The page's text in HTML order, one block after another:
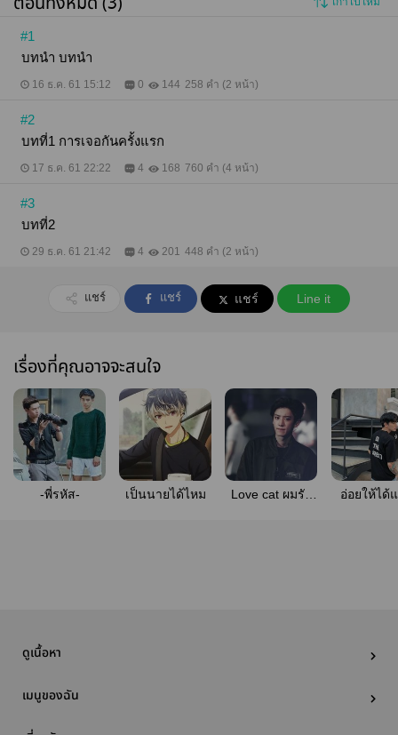
#1
บทนำ บทนำ
16 ธ.ค. 61 15:12 0 144 258 คำ (2 หน้า)
#2
บทที่1 การเจอกันครั้งแรก
17 ธ.ค. 61 22:22 4 168 760 คำ (4 หน้า)
#3
บทที่2
29 ธ.ค. 61 21:42 4 201 448 คำ (2 หน้า)
แชร์ แชร์ แชร์ Line it
เรื่องที่คุณอาจจะสนใจ
-พี่รหัส- เป็นนายได้ไหม
Love cat ผมรัก
อ่อยให้ได้
ดูเนื้อหา
เมนูของฉัน